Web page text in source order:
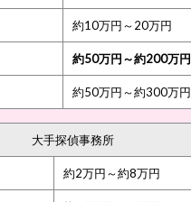
約10万円～20万円
約50万円～約200万円
約50万円～約300万円
大手探偵事務所
約2万円～約8万円